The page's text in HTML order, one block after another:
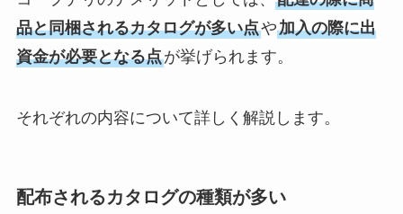
品と同梱されるカタログが多い点や加入の際に出
資金が必要となる点が挙げられます。
それぞれの内容について詳しく解説します。
配布されるカタログの種類が多い